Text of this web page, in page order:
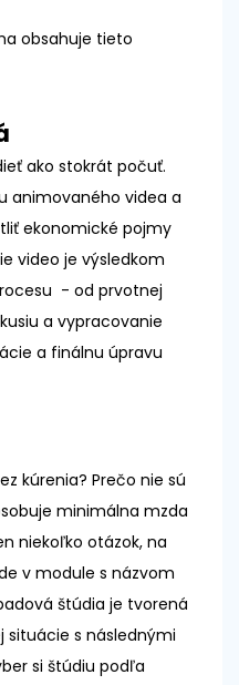
obsahuje tieto
ako stokrát počuť.
animovaného videa a
ekonomické pojmy
video je výsledkom
- od prvotnej
a vypracovanie
a finálnu úpravu
kúrenia? Prečo nie sú
minimálna mzda
niekoľko otázok, na
v module s názvom
štúdia je tvorená
situácie s následnými
si štúdiu podľa